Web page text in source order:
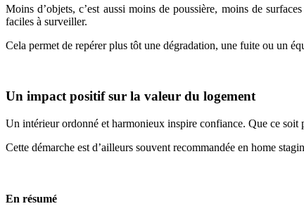
Moins d’objets, c’est aussi moins de poussière, moins de
faciles à surveiller.
Cela permet de repérer plus tôt une dégradation, une fuite ou un
Un impact positif sur la valeur du logement
Un intérieur ordonné et harmonieux inspire confiance. Que ce soit
Cette démarche est d’ailleurs souvent recommandée en home
En résumé